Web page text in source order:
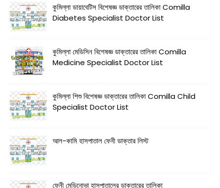
কুমিল্লা ডায়াবেটিস বিশেষজ্ঞ ডাক্তারের তালিকা Comilla
Diabetes Specialist Doctor List
কুমিল্লা মেডিসিন বিশেষজ্ঞ ডাক্তারের তালিকা Comilla
Medicine Specialist Doctor List
কুমিল্লা শিশু বিশেষজ্ঞ ডাক্তারের তালিকা Comilla Child
Specialist Doctor List
আল-কামি হাসপাতাল ফেনী ডাক্তার লিস্ট
ফেনী মেডিনোভা হাসপাতালের ডাক্তারের তালিকা